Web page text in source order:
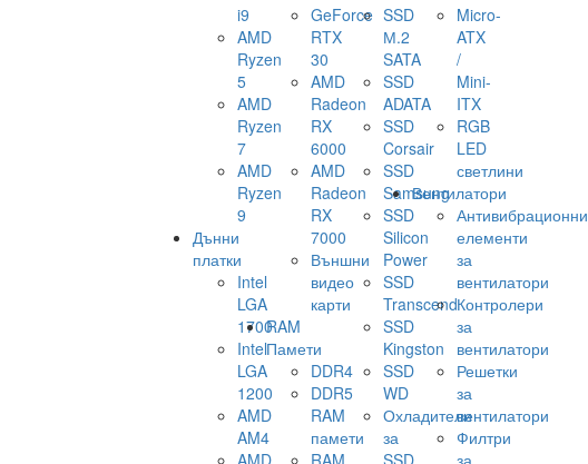
i9
AMD
Ryzen
5
AMD
Ryzen
7
AMD
Ryzen
9
Дънни
платки
Intel
LGA
1700
Intel
LGA
1200
AMD
AM4
AMD
GeForce
RTX
30
AMD
Radeon
RX
6000
AMD
Radeon
RX
7000
Външни
видео
карти
RAM
Памети
DDR4
DDR5
RAM
памети
RAM
SSD
М.2
SATA
SSD
ADATA
SSD
Corsair
SSD
Samsung
SSD
Silicon
Power
SSD
Transcend
SSD
Kingston
SSD
WD
Охладители
за
SSD
Micro-
ATX
/
Mini-
ITX
RGB
LED
светлини
Вентилатори
Антивибрационни
елементи
за
вентилатори
Контролери
за
вентилатори
Решетки
за
вентилатори
Филтри
за